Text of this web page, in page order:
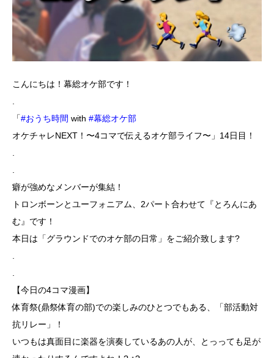
こんにちは！幕総オケ部です！
「#おうち時間 with #幕総オケ部
オケチャレNEXT！〜4コマで伝えるオケ部ライフ〜」14日目！
癖が強めなメンバーが集結！
トロンボーンとユーフォニアム、2パート合わせて『とろんにあ
む』です！
本日は「グラウンドでのオケ部の日常」をご紹介致します?
【今日の4コマ漫画】
体育祭(鼎祭体育の部)での楽しみのひとつでもある、「部活動対
抗リレー」！
いつもは真面目に楽器を演奏しているあの人が、とっっても足が